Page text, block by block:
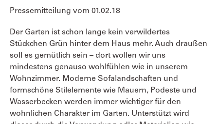
Pressemitteilung vom 01.02.18
Der Garten ist schon lange kein verwildertes
Stückchen Grün hinter dem Haus mehr. Auch draußen
soll es gemütlich sein – dort wollen wir uns
mindestens genauso wohlfühlen wie in unserem
Wohnzimmer. Moderne Sofalandschaften und
formschöne Stilelemente wie Mauern, Podeste und
Wasserbecken werden immer wichtiger für den
wohnlichen Charakter im Garten. Unterstützt wird